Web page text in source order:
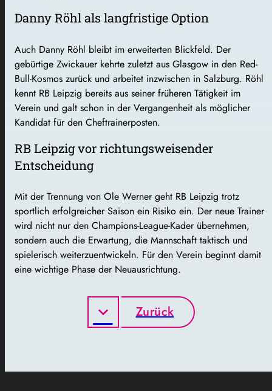
Danny Röhl als langfristige Option
Auch Danny Röhl bleibt im erweiterten Blickfeld. Der
gebürtige Zwickauer kehrte zuletzt aus Glasgow in den Red-
Bull-Kosmos zurück und arbeitet inzwischen in Salzburg. Röhl
kennt RB Leipzig bereits aus seiner früheren Tätigkeit im
Verein und galt schon in der Vergangenheit als möglicher
Kandidat für den Cheftrainerposten.
RB Leipzig vor richtungsweisender
Entscheidung
Mit der Trennung von Ole Werner geht RB Leipzig trotz
sportlich erfolgreicher Saison ein Risiko ein. Der neue Trainer
wird nicht nur den Champions-League-Kader übernehmen,
sondern auch die Erwartung, die Mannschaft taktisch und
spielerisch weiterzuentwickeln. Für den Verein beginnt damit
eine wichtige Phase der Neuausrichtung.
Zurück